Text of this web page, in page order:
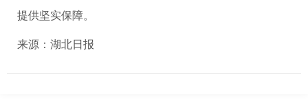
提供坚实保障。
来源：湖北日报